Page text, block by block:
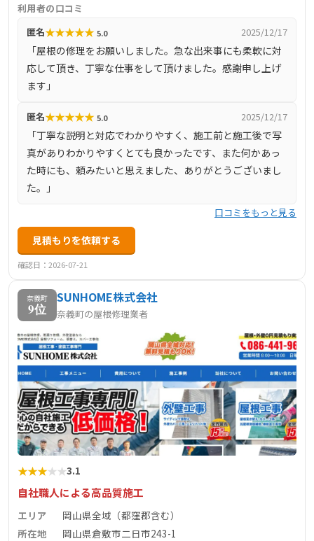
手掛けています。また、地域の気候や家屋の特性に合わせ
た丁寧な施工を心がけており、地域密着型のサービスを提
供しています。
利用者の口コミ
匿名★★★★★ 5.0 2025/12/17
「屋根の修理をお願いしました。急な出来事にも柔軟に対
応して頂き、丁寧な仕事をして頂けました。感謝申し上げ
ます」
匿名★★★★★ 5.0 2025/12/17
「丁寧な説明と対応でわかりやすく、施工前と施工後で写
真がありわかりやすくとても良かったです、また何かあっ
た時にも、頼みたいと思えました、ありがとうございまし
た。」
口コミをもっと見る
見積もりを依頼する
確認日：2026-07-21
奈義町
9位
SUNHOME株式会社
奈義町の屋根修理業者
★★★★★3.1
自社職人による高品質施工
エリア
岡山県全域（都窪郡含む）
所在地
岡山県倉敷市二日市243-1